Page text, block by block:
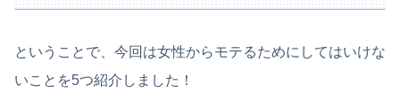
ということで、今回は女性からモテるためにしてはいけな
いことを5つ紹介しました！